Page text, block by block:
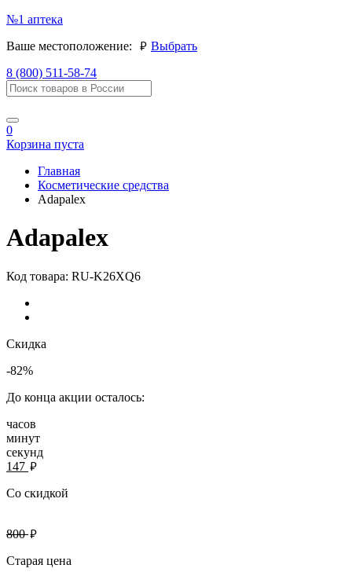
№1 аптека
Ваше местоположение:
руб. Выбрать
8 (800) 511-58-74
0
Корзина пуста
Главная
Косметические средства
Adapalex
Adapalex
Код товара: RU-K26XQ6
Скидка
-82%
До конца акции осталось:
часов
минут
секунд
147 руб.
Со скидкой
800руб.
Старая цена